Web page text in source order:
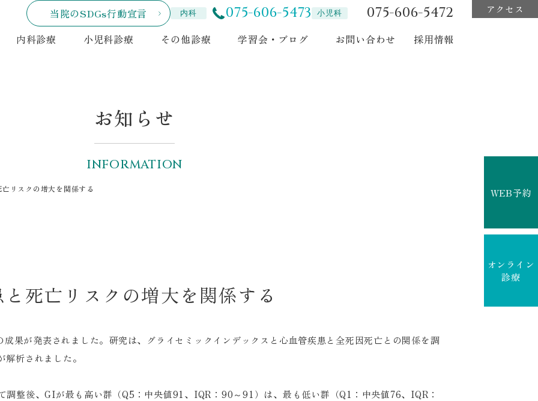
当院のSDGs行動宣言 内科 075-606-5473 小児科 075-606-5472
内科診療 小児科診療 その他診療 学習会・ブログ お問い合わせ 採用情報
アクセス
WEB予約
オンライン
診療
お知らせ
INFORMATION
リスクの増大を関係する
死亡リスクの増大を関係する
果が発表されました。研究は、グライセミックインデックスと心血管疾患と全死因死亡との関係を調
析されました。
調整後、GIが最も高い群（Q5：中央値91、IQR：90～91）は、最も低い群（Q1：中央値76、IQR：